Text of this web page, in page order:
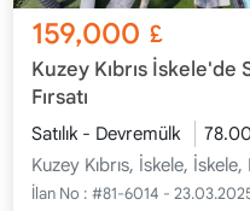
159,000 £
Kuzey Kıbrıs İskele'de
Fırsatı
Satılık - Devremülk
Kuzey Kıbrıs, İskele,
İlan No : #81-6014 -